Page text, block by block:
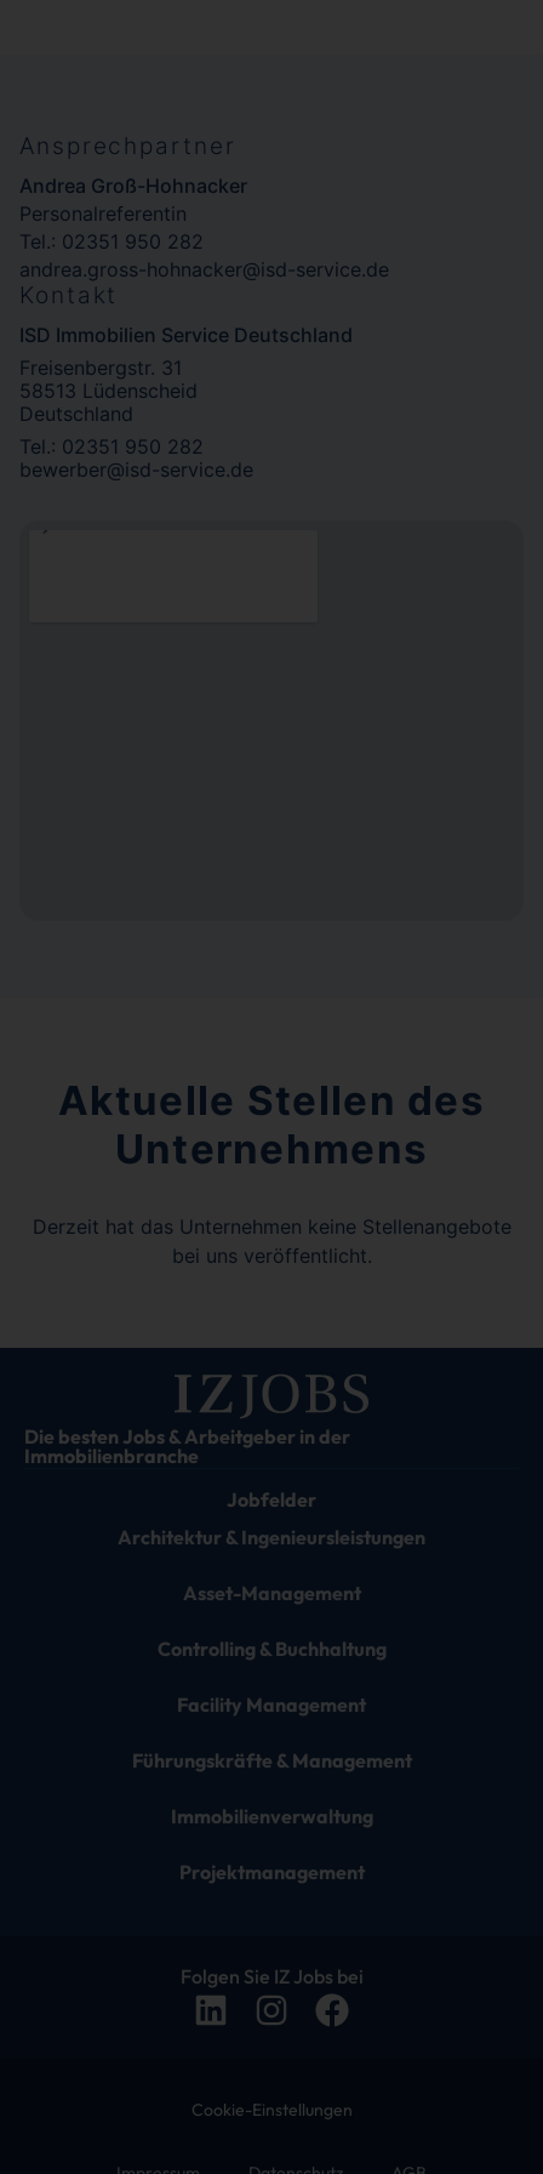
Ansprechpartner
Andrea Groß-Hohnacker
Personalreferentin
Tel.: 02351 950 282
andrea.gross-hohnacker@isd-service.de
Kontakt
ISD Immobilien Service Deutschland
Freisenbergstr. 31
58513 Lüdenscheid
Deutschland
Tel.: 02351 950 282
bewerber@isd-service.de
Aktuelle Stellen des
Unternehmens
Derzeit hat das Unternehmen keine Stellenangebote
bei uns veröffentlicht.
Die besten Jobs & Arbeitgeber in der
Immobilienbranche
Jobfelder
Architektur & Ingenieursleistungen
Asset-Management
Controlling & Buchhaltung
Facility Management
Führungskräfte & Management
Immobilienverwaltung
Projektmanagement
Folgen Sie IZ Jobs bei
Cookie-Einstellungen